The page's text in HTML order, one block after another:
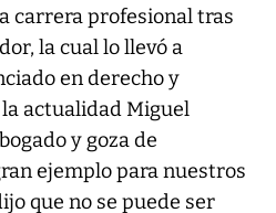
carrera profesional tras
la cual lo llevó a
en derecho y
actualidad Miguel
y goza de
ejemplo para nuestros
que no se puede ser